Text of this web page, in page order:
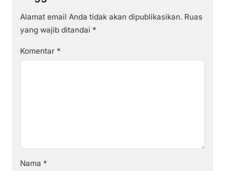
Alamat email Anda tidak akan dipublikasikan. Ruas
yang wajib ditandai *
Komentar *
Nama *